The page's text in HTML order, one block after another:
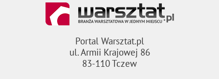
Portal Warsztat.pl
ul. Armii Krajowej 86
83-110 Tczew